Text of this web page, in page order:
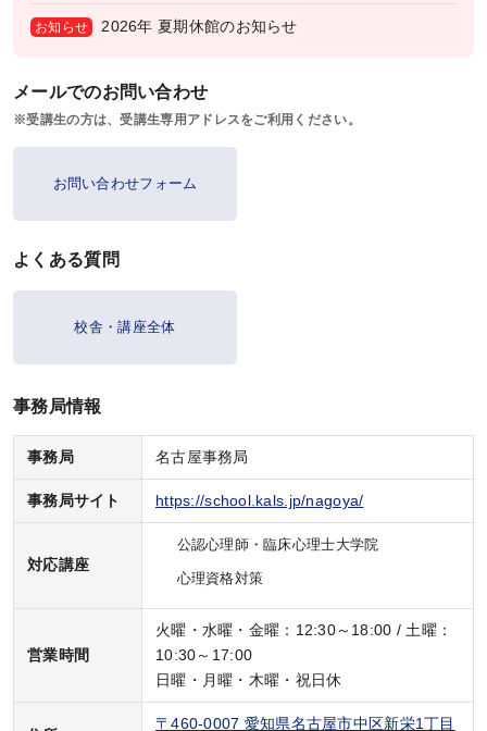
国内MBA・MOT 入試対策講座
大学編入（文系）講座
心理資格対策講座
KALSを知る
デジタルパンフレット
講義サンプル動画
講師紹介
校舎ポータルサイト
お問い合わせ
お知らせ 2026年 夏期休館のお知らせ
メールでのお問い合わせ
※受講生の方は、受講生専用アドレスをご利用ください。
お問い合わせフォーム
よくある質問
校舎・講座全体
事務局情報
事務局 名古屋事務局
事務局サイト https://school.kals.jp/nagoya/
対応講座
公認心理師・臨床心理士大学院
心理資格対策
営業時間
火曜・水曜・金曜：12:30～18:00 / 土曜：
10:30～17:00
日曜・月曜・木曜・祝日休
〒460-0007 愛知県名古屋市中区新栄1丁目